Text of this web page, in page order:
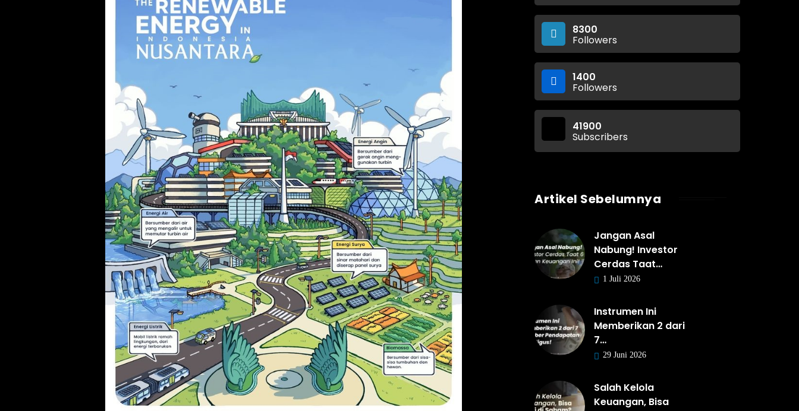
8300
Followers
1400
Followers
41900
Subscribers
Artikel Sebelumnya
Jangan Asal
Nabung! Investor
Cerdas Taat…
1 Juli 2026
Instrumen Ini
Memberikan 2 dari
7…
29 Juni 2026
Salah Kelola
Keuangan, Bisa